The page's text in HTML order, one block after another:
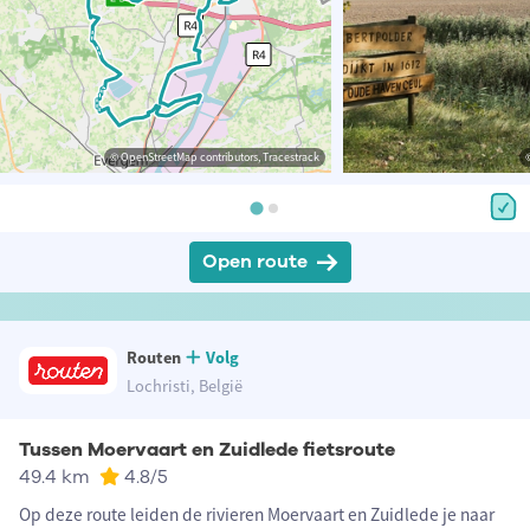
© OpenStreetMap contributors, Tracestrack
Open route
Routen
Volg
Lochristi, België
Tussen Moervaart en Zuidlede fietsroute
49.4 km 4.8/5
Op deze route leiden de rivieren Moervaart en Zuidlede je naar